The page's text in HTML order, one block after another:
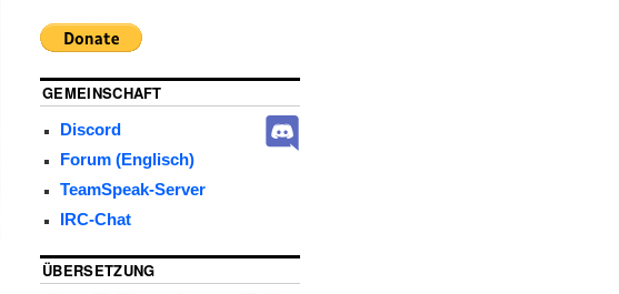
GEMEINSCHAFT
Discord
Forum (Englisch)
TeamSpeak-Server
IRC-Chat
ÜBERSETZUNG